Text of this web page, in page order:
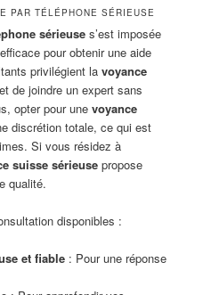
PAR TÉLÉPHONE SÉRIEUSE
sérieuse s’est imposée
pour obtenir une aide
privilégient lavoyance
de joindre un expert sans
opter pour unevoyance
discrétion totale, ce qui est
Si vous résidez à
suisse sérieuse propose
qualité.
disponibles :
et fiable: Pour une réponse